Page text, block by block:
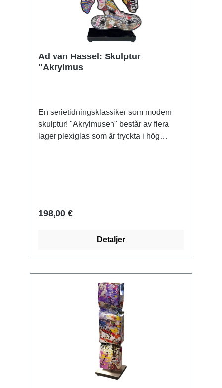
Ad van Hassel: Skulptur
"Akrylmus
En serietidningsklassiker som modern
skulptur! "Akrylmusen" består av flera
lager plexiglas som är tryckta i hög
198,00 €
Detaljer